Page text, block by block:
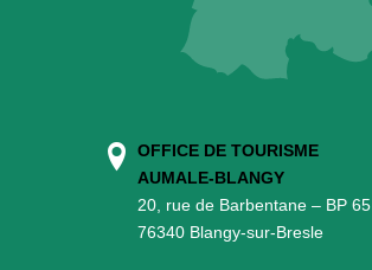
OFFICE DE TOURISME
AUMALE-BLANGY
20, rue de Barbentane – BP 65
76340 Blangy-sur-Bresle